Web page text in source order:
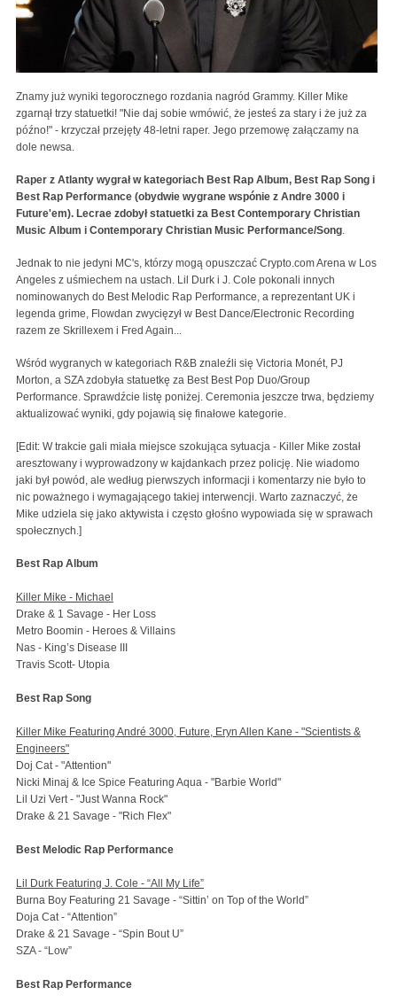
Znamy już wyniki tegorocznego rozdania nagród Grammy. Killer Mike
zgarnął trzy statuetki! "Nie daj sobie wmówić, że jesteś za stary i że już za
późno!" - krzyczał przejęty 48-letni raper. Jego przemowę załączamy na
dole newsa.
Raper z Atlanty wygrał w kategoriach Best Rap Album, Best Rap Song i
Best Rap Performance (obydwie wygrane wspónie z Andre 3000 i
Future'em). Lecrae zdobył statuetki za Best Contemporary Christian
Music Album i Contemporary Christian Music Performance/Song.
Jednak to nie jedyni MC's, którzy mogą opuszczać Crypto.com Arena w Los
Angeles z uśmiechem na ustach. Lil Durk i J. Cole pokonali innych
nominowanych do Best Melodic Rap Performance, a reprezentant UK i
legenda grime, Flowdan zwycięzył w Best Dance/Electronic Recording
razem ze Skrillexem i Fred Again...
Wśród wygranych w kategoriach R&B znaleźli się Victoria Monét, PJ
Morton, a SZA zdobyła statuetkę za Best Best Pop Duo/Group
Performance. Sprawdźcie listę poniżej. Ceremonia jeszcze trwa, będziemy
aktualizować wyniki, gdy pojawią się finałowe kategorie.
[Edit: W trakcie gali miała miejsce szokująca sytuacja - Killer Mike został
aresztowany i wyprowadzony w kajdankach przez policję. Nie wiadomo
jaki był powód, ale według pierwszych informacji i komentarzy nie było to
nic poważnego i wymagającego takiej interwencji. Warto zaznaczyć, że
Mike udziela się jako aktywista i często głośno wypowiada się w sprawach
społecznych.]
Best Rap Album
Killer Mike - Michael
Drake & 1 Savage - Her Loss
Metro Boomin - Heroes & Villains
Nas - King’s Disease III
Travis Scott- Utopia
Best Rap Song
Killer Mike Featuring André 3000, Future, Eryn Allen Kane - "Scientists &
Engineers"
Doj Cat - "Attention"
Nicki Minaj & Ice Spice Featuring Aqua - "Barbie World"
Lil Uzi Vert - "Just Wanna Rock"
Drake & 21 Savage - "Rich Flex"
Best Melodic Rap Performance
Lil Durk Featuring J. Cole - “All My Life”
Burna Boy Featuring 21 Savage - “Sittin’ on Top of the World”
Doja Cat - “Attention”
Drake & 21 Savage - “Spin Bout U”
SZA - “Low”
Best Rap Performance